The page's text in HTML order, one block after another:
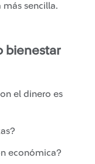
más sencilla.
bienestar
el dinero es
económica?